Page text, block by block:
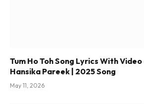
Tum Ho Toh Song Lyrics With
Hansika Pareek | 2025 Song
May 11, 2026